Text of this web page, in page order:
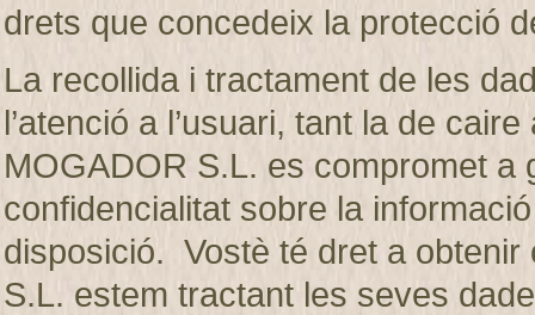
drets que concedeix la protecció
La recollida i tractament de les
l’atenció a l’usuari, tant la de
MOGADOR S.L. es compromet
confidencialitat sobre la
disposició. Vostè té dret a
S.L. estem tractant les seves